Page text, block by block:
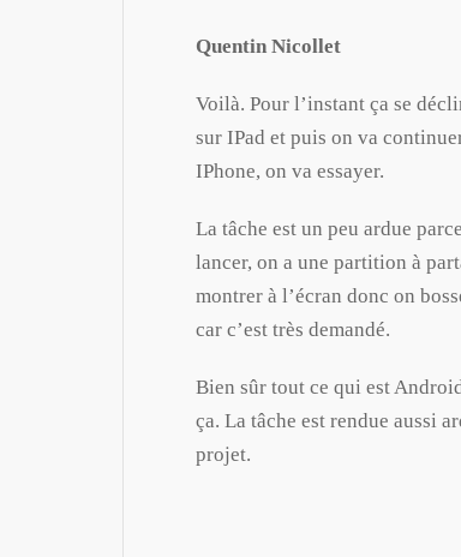
Quentin Nicollet
Voilà. Pour l’instant ça se
sur IPad et puis on va
IPhone, on va essayer.
La tâche est un peu ardue
lancer, on a une partition à
montrer à l’écran donc on
car c’est très demandé.
Bien sûr tout ce qui est
ça. La tâche est rendue aussi
projet.